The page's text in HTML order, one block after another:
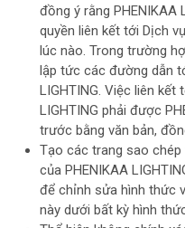
đồng ý rằng PHENIKAA
quyền liên kết tới Dịch
lúc nào. Trong trường
lập tức các đường dẫn
LIGHTING. Việc liên kết
LIGHTING phải được
trước bằng văn bản,
Tạo các trang sao
của PHENIKAA
để chỉnh sửa hình thức
này dưới bất kỳ hình